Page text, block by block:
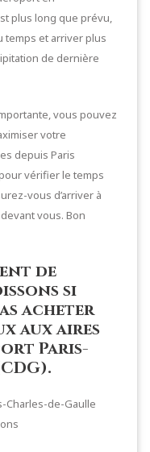
plus long que prévu,
temps et arriver plus
de dernière
vous pouvez
votre
depuis Paris
vérifier le temps
vous d’arriver à
vous. Bon
de
si
acheter
aux aires
Paris-
Charles-de-Gaulle